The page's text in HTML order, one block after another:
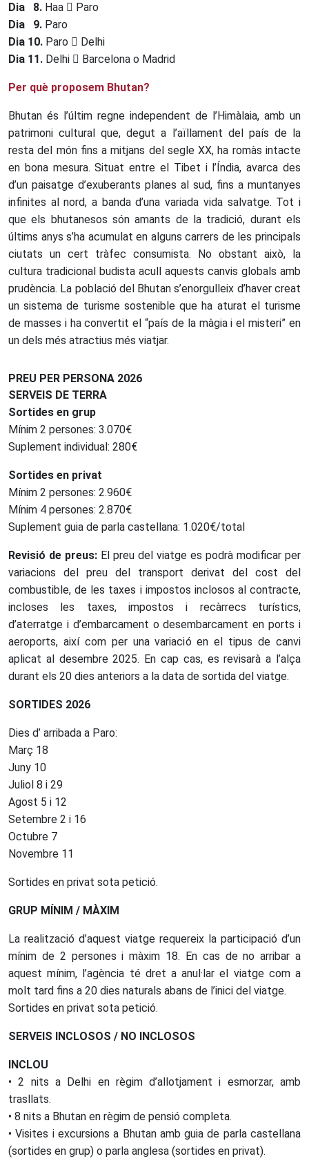
Dia 8. Haa
Paro
Dia 9. Paro
Dia 10. Paro
Delhi
Dia 11. Delhi Barcelona o Madrid
Per què proposem Bhutan?
Bhutan és l’últim regne independent de l’Himàlaia, amb un
patrimoni cultural que, degut a l’aïllament del país de la
resta del món fins a mitjans del segle XX, ha romàs intacte
en bona mesura. Situat entre el Tibet i l’Índia, avarca des
d’un paisatge d’exuberants planes al sud, fins a muntanyes
infinites al nord, a banda d’una variada vida salvatge. Tot i
que els bhutanesos són amants de la tradició, durant els
últims anys s’ha acumulat en alguns carrers de les principals
ciutats un cert tràfec consumista. No obstant això, la
cultura tradicional budista acull aquests canvis globals amb
prudència. La població del Bhutan s’enorgulleix d’haver creat
un sistema de turisme sostenible que ha aturat el turisme
de masses i ha convertit el “país de la màgia i el misteri” en
un dels més atractius més viatjar.
PREU PER PERSONA 2026
SERVEIS DE TERRA
Sortides en grup
Mínim 2 persones: 3.070€
Suplement individual: 280€
Sortides en privat
Mínim 2 persones: 2.960€
Mínim 4 persones: 2.870€
Suplement guia de parla castellana: 1.020€/total
Revisió de preus: El preu del viatge es podrà modificar per
variacions del preu del transport derivat del cost del
combustible, de les taxes i impostos inclosos al contracte,
incloses les taxes, impostos i recàrrecs turístics,
d’aterratge i d’embarcament o desembarcament en ports i
aeroports, així com per una variació en el tipus de canvi
aplicat al desembre 2025. En cap cas, es revisarà a l’alça
durant els 20 dies anteriors a la data de sortida del viatge.
SORTIDES 2026
Dies d’ arribada a Paro:
Març 18
Juny 10
Juliol 8 i 29
Agost 5 i 12
Setembre 2 i 16
Octubre 7
Novembre 11
Sortides en privat sota petició.
GRUP MÍNIM / MÀXIM
La realització d’aquest viatge requereix la participació d’un
mínim de 2 persones i màxim 18. En cas de no arribar a
aquest mínim, l’agència té dret a anul·lar el viatge com a
molt tard fins a 20 dies naturals abans de l’inici del viatge.
Sortides en privat sota petició.
SERVEIS INCLOSOS / NO INCLOSOS
INCLOU
• 2 nits a Delhi en règim d’allotjament i esmorzar, amb
trasllats.
• 8 nits a Bhutan en règim de pensió completa.
• Visites i excursions a Bhutan amb guia de parla castellana
(sortides en grup) o parla anglesa (sortides en privat).